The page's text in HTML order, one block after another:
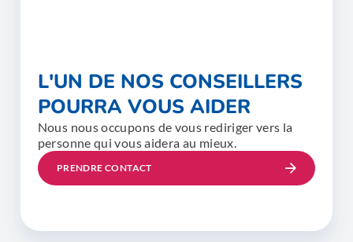
L'UN DE NOS CONSEILLERS
POURRA VOUS AIDER
Nous nous occupons de vous rediriger vers la
personne qui vous aidera au mieux.
PRENDRE CONTACT